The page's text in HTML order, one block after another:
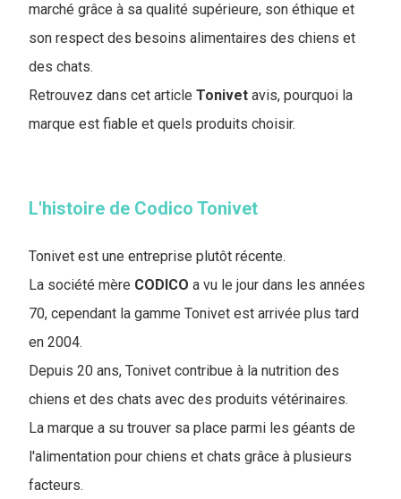
marché grâce à sa qualité supérieure, son éthique et
son respect des besoins alimentaires des chiens et
des chats.
Retrouvez dans cet article Tonivet avis, pourquoi la
marque est fiable et quels produits choisir.
L'histoire de Codico Tonivet
Tonivet est une entreprise plutôt récente.
La société mère CODICO a vu le jour dans les années
70, cependant la gamme Tonivet est arrivée plus tard
en 2004.
Depuis 20 ans, Tonivet contribue à la nutrition des
chiens et des chats avec des produits vétérinaires.
La marque a su trouver sa place parmi les géants de
l'alimentation pour chiens et chats grâce à plusieurs
facteurs.